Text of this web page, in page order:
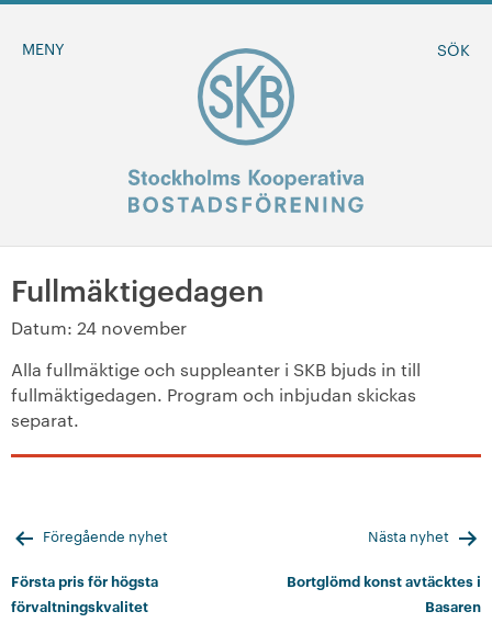
SÖK
MENY
BLI MEDLEM
Om oss
+
Våra bostäder
Vår boendeform
Fullmäktigedagen
Datum: 24 november
Alla fullmäktige och suppleanter i SKB bjuds in till
fullmäktigedagen. Program och inbjudan skickas
separat.
Inläggsnavigering
Föregående nyhet
Första pris för högsta
förvaltningskvalitet
Nästa nyhet
Bortglömd konst avtäcktes i
Basaren